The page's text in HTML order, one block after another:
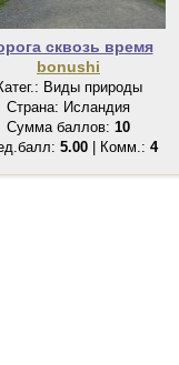
сквозь время
bonushi
Виды природы
Страна: Исландия
Сумма баллов: 10
5.00 | Комм.: 4